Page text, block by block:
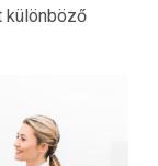
különböző